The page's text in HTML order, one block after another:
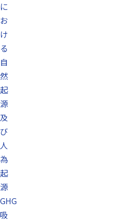
に
お
け
る
自
然
起
源
及
び
人
為
起
源
GHG
吸